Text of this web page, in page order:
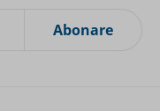
Abonare